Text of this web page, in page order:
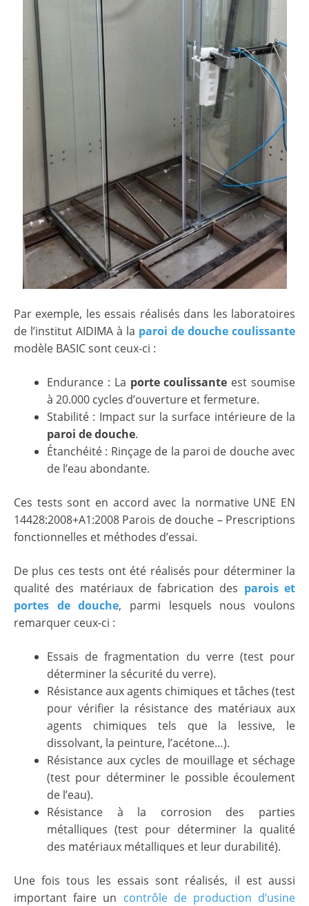
Par exemple, les essais réalisés dans les laboratoires
de l’institut AIDIMA à la paroi de douche coulissante
modèle BASIC sont ceux-ci :
Endurance : La porte coulissante est soumise
à 20.000 cycles d’ouverture et fermeture.
Stabilité : Impact sur la surface intérieure de la
paroi de douche.
Étanchéité : Rinçage de la paroi de douche avec
de l’eau abondante.
Ces tests sont en accord avec la normative UNE EN
14428:2008+A1:2008 Parois de douche – Prescriptions
fonctionnelles et méthodes d’essai.
De plus ces tests ont été réalisés pour déterminer la
qualité des matériaux de fabrication des parois et
portes de douche, parmi lesquels nous voulons
remarquer ceux-ci :
Essais de fragmentation du verre (test pour
déterminer la sécurité du verre).
Résistance aux agents chimiques et tâches (test
pour vérifier la résistance des matériaux aux
agents chimiques tels que la lessive, le
dissolvant, la peinture, l’acétone…).
Résistance aux cycles de mouillage et séchage
(test pour déterminer le possible écoulement
de l’eau).
Résistance à la corrosion des parties
métalliques (test pour déterminer la qualité
des matériaux métalliques et leur durabilité).
Une fois tous les essais sont réalisés, il est aussi
important faire un contrôle de production d’usine